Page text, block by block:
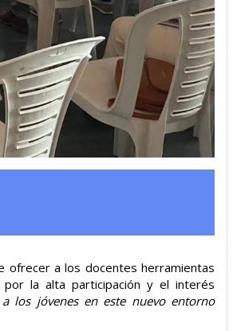
ofrecer a los docentes herramientas
la alta participación y el interés
los jóvenes en este nuevo entorno